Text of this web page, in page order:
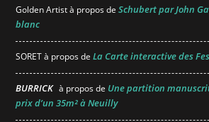
Golden Artistà propos de Schubert par John
blanc
SORETà propos de La Carte interactive des
BURRICK à propos de Une partition
prix d’un 35m² à Neuilly